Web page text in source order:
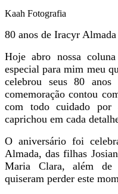
Kaah Fotografia
80 anos de Iracyr Almada
Hoje abro nossa
especial para mim meu
celebrou seus 80
comemoração contou
com todo cuidado por
caprichou em cada
O aniversário foi
Almada, das filhas
Maria Clara, além de
quiseram perder este